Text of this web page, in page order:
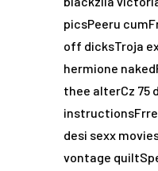
picsPeeru
off dicksTroja
hermione
thee alterCz 75
desi sexx
vontage